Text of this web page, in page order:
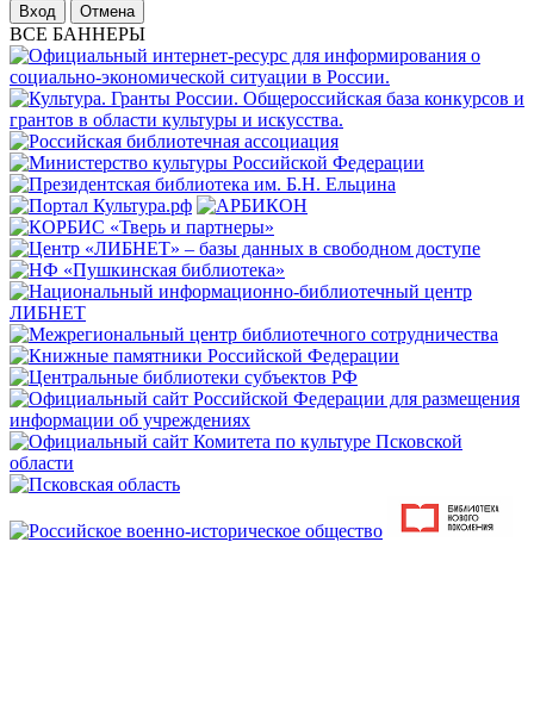
Отмена
ВСЕ БАННЕРЫ